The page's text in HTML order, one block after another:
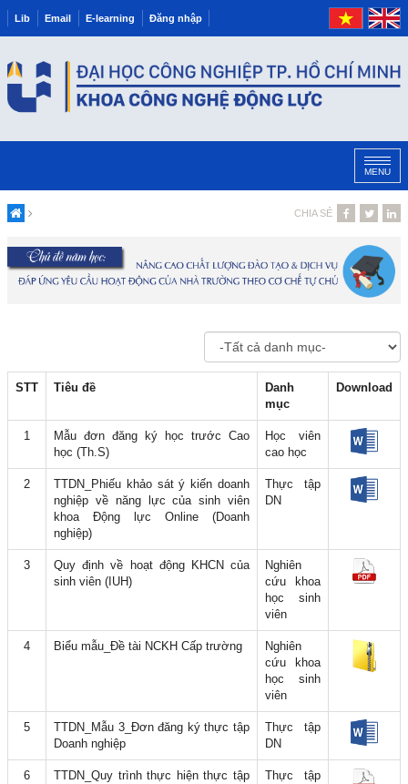
Lib Email E-learning Đăng nhập
MENU
CHIA SẺ
STT Tiêu đề
Danh
mục
Download
1
Mẫu đơn đăng ký học trước Cao
học (Th.S)
Học viên
cao học
2
TTDN_Phiếu khảo sát ý kiến doanh
nghiệp về năng lực của sinh viên
khoa Động lực Online (Doanh
nghiệp)
Thực tập
DN
3
Quy định về hoạt động KHCN của
sinh viên (IUH)
Nghiên
cứu khoa
học sinh
viên
4 Biểu mẫu_Đề tài NCKH Cấp trường
Nghiên
cứu khoa
học sinh
viên
5
TTDN_Mẫu 3_Đơn đăng ký thực tập
Doanh nghiệp
Thực tập
DN
6
TTDN_Quy trình thực hiện thực tập
Thực tập